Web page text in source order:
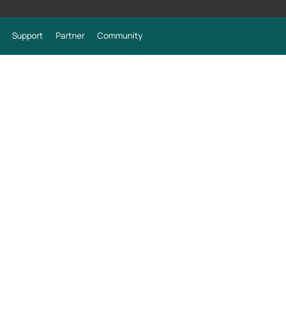
Support Partner Community